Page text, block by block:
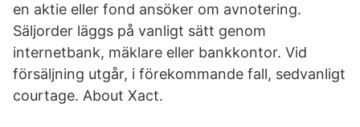
en aktie eller fond ansöker om avnotering.
Säljorder läggs på vanligt sätt genom
internetbank, mäklare eller bankkontor. Vid
försäljning utgår, i förekommande fall, sedvanligt
courtage. About Xact.